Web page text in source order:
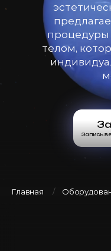
процедуры
телом,
Запись
Главная